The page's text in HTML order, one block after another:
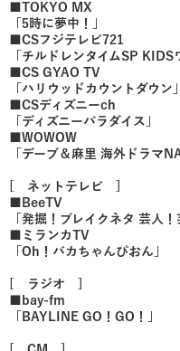
■TOKYO MX
「5時に夢中！」
■CSフジテレビ721
「チルドレンタイムSP KIDS
■CS GYAO TV
「ハリウッドカウントダウン」
■CSディズニーch
「ディズニーパラダイス」
■WOWOW
「デーブ＆麻里 海外ドラマ
[ ネットテレビ ]
■BeeTV
「発掘！ブレイクネタ 芸人
■ミランカTV
「Oh！バカちゃんぴおん」
[ ラジオ ]
■bay-fm
「BAYLINE GO！GO！」